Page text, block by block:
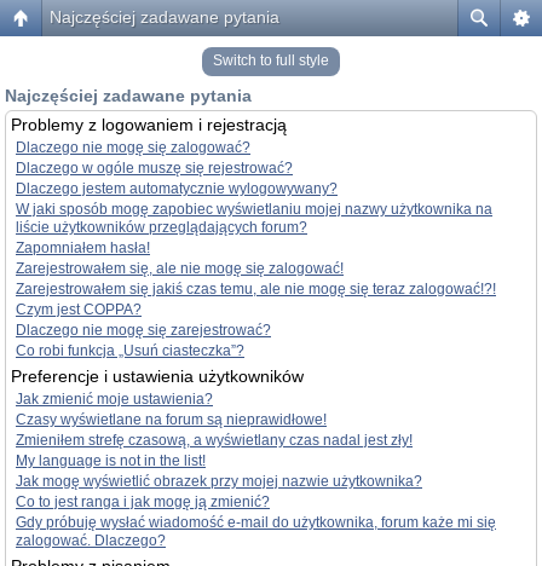
Najczęściej zadawane pytania
Switch to full style
Najczęściej zadawane pytania
Problemy z logowaniem i rejestracją
Dlaczego nie mogę się zalogować?
Dlaczego w ogóle muszę się rejestrować?
Dlaczego jestem automatycznie wylogowywany?
W jaki sposób mogę zapobiec wyświetlaniu mojej nazwy użytkownika na
liście użytkowników przeglądających forum?
Zapomniałem hasła!
Zarejestrowałem się, ale nie mogę się zalogować!
Zarejestrowałem się jakiś czas temu, ale nie mogę się teraz zalogować!?!
Czym jest COPPA?
Dlaczego nie mogę się zarejestrować?
Co robi funkcja „Usuń ciasteczka”?
Preferencje i ustawienia użytkowników
Jak zmienić moje ustawienia?
Czasy wyświetlane na forum są nieprawidłowe!
Zmieniłem strefę czasową, a wyświetlany czas nadal jest zły!
My language is not in the list!
Jak mogę wyświetlić obrazek przy mojej nazwie użytkownika?
Co to jest ranga i jak mogę ją zmienić?
Gdy próbuję wysłać wiadomość e-mail do użytkownika, forum każe mi się
zalogować. Dlaczego?